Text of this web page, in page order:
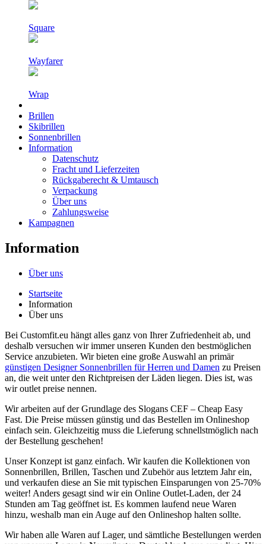
Square
Wayfarer
Wrap
Brillen
Skibrillen
Sonnenbrillen
Information
Datenschutz
Fracht und Lieferzeiten
Rückgaberecht & Umtausch
Verpackung
Über uns
Zahlungsweise
Kampagnen
Information
Über uns
Startseite
Information
Über uns
Bei Customfit.eu hängt alles ganz von Ihrer Zufriedenheit ab, und
deshalb versuchen wir immer unseren Kunden den bestmöglichen
Service anzubieten. Wir bieten eine große Auswahl an primär
günstigen Designer Sonnenbrillen für Herren und Damen zu Preisen
an, die weit unter den Richtpreisen der Läden liegen. Dies ist, was
wir outlet preise nennen.
Wir arbeiten auf der Grundlage des Slogans CEF – Cheap Easy
Fast. Die Preise müssen günstig und das Bestellen im Onlineshop
einfach sein. Gleichzeitig muss die Lieferung schnellstmöglich nach
der Bestellung geschehen!
Unser Konzept ist ganz einfach. Wir kaufen die Kollektionen von
Sonnenbrillen, Brillen, Taschen und Zubehör aus letztem Jahr ein,
und verkaufen diese an Sie mit typischen Einsparungen von 25-70%
weiter! Anders gesagt sind wir ein Online Outlet-Laden, der 24
Stunden am Tag geöffnet ist. Es kommen laufend neue Waren
hinzu, weshalb man ein Auge auf den Onlineshop halten sollte.
Wir haben alle Waren auf Lager, und sämtliche Bestellungen werden